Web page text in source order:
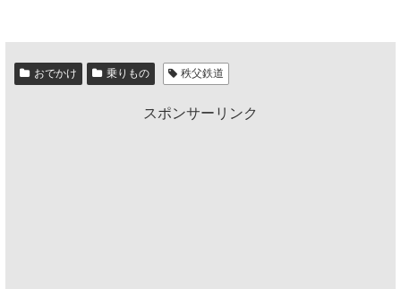
おでかけ 乗りもの 秩父鉄道
スポンサーリンク